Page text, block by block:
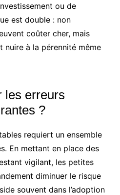
ou de
est double : non
coûter cher, mais
nuire à la pérennité même
les erreurs
?
requiert un ensemble
En mettant en place des
vigilant, les petites
diminuer le risque
souvent dans l’adoption